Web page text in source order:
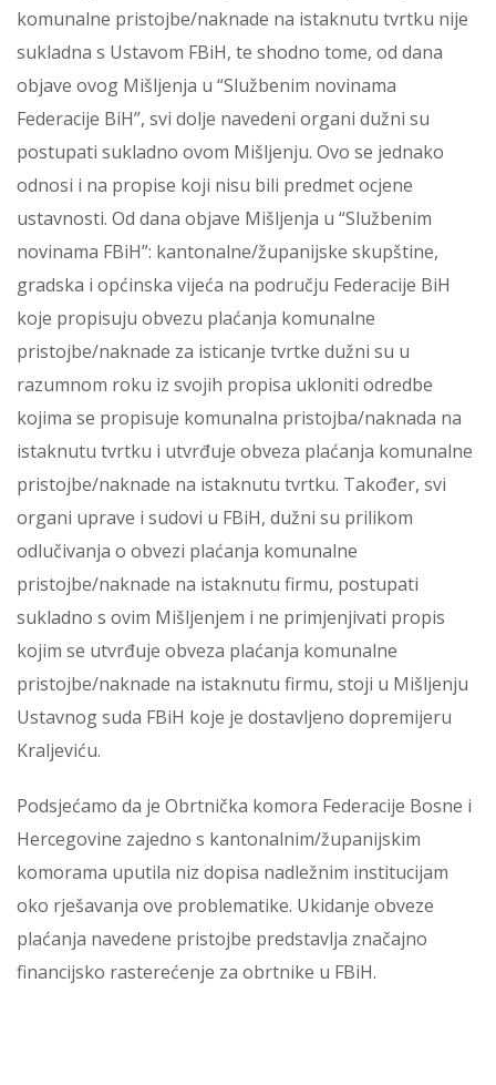
komunalne pristojbe/naknade na istaknutu tvrtku nije
sukladna s Ustavom FBiH, te shodno tome, od dana
objave ovog Mišljenja u “Službenim novinama
Federacije BiH”, svi dolje navedeni organi dužni su
postupati sukladno ovom Mišljenju. Ovo se jednako
odnosi i na propise koji nisu bili predmet ocjene
ustavnosti. Od dana objave Mišljenja u “Službenim
novinama FBiH”: kantonalne/županijske skupštine,
gradska i općinska vijeća na području Federacije BiH
koje propisuju obvezu plaćanja komunalne
pristojbe/naknade za isticanje tvrtke dužni su u
razumnom roku iz svojih propisa ukloniti odredbe
kojima se propisuje komunalna pristojba/naknada na
istaknutu tvrtku i utvrđuje obveza plaćanja komunalne
pristojbe/naknade na istaknutu tvrtku. Također, svi
organi uprave i sudovi u FBiH, dužni su prilikom
odlučivanja o obvezi plaćanja komunalne
pristojbe/naknade na istaknutu firmu, postupati
sukladno s ovim Mišljenjem i ne primjenjivati propis
kojim se utvrđuje obveza plaćanja komunalne
pristojbe/naknade na istaknutu firmu, stoji u Mišljenju
Ustavnog suda FBiH koje je dostavljeno dopremijeru
Kraljeviću.
Podsjećamo da je Obrtnička komora Federacije Bosne i
Hercegovine zajedno s kantonalnim/županijskim
komorama uputila niz dopisa nadležnim institucijam
oko rješavanja ove problematike. Ukidanje obveze
plaćanja navedene pristojbe predstavlja značajno
financijsko rasterećenje za obrtnike u FBiH.